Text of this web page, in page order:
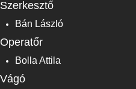
Szerkesztő
Bán László
Operatőr
Bolla Attila
Vágó